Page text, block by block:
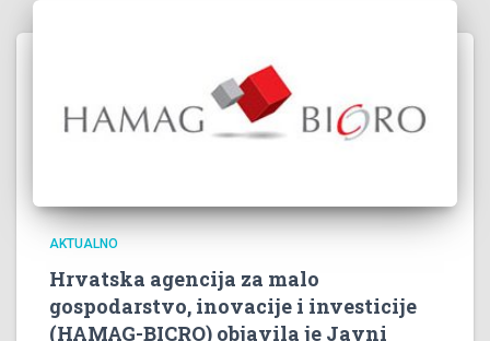
AKTUALNO
Hrvatska agencija za malo
gospodarstvo, inovacije i investicije
(HAMAG-BICRO) objavila je Javni